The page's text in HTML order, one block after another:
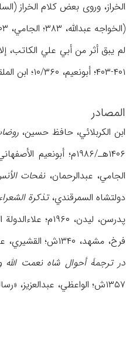
(الخواجه عبدالله، ۳۸۳؛ الجامي، ۲۰۳؛ ابن الکربلائي، ۲/۳۴۸-۳۴۹).
۴۰۱-۴۰۳؛ أبونعیم، ۱۰/۳۶۰؛ ابن الملقن، ۵۷-۵۸). وقد ورد اسم أبي علي ضمن مشایخ فرقة النعمة اللهیة (ظ: الکرماني، ۵۵؛ الواعظي، ۲۹۳).
المصادر
ابن الکربلائي، حافظ حسین،
۱۴۰۶هـ/۱۹۸۶م؛ أبونعیم الأصفهاني، أحمد،
الجامي، عبدالرحمان، نفحات
دولتشاه السمرقندي،تذکرة
پدرسن، لیدن، ۱۹۶۰م؛ علاءالدولة السمناني، أحمد،
فرخ، مشهد، ۱۳۴۰ش؛ القشیري، عبدالکریم،
در ترجمۀ أحوال شاه نعمت الله
۱۳۵۷ش؛ الواعظي، عبدالعزیز، «رساله در سیر حضرت شاه نعمت الله ولي»،